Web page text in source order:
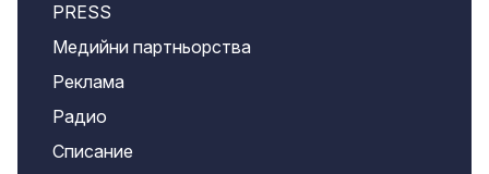
PRESS
Медийни партньорства
Реклама
Радио
Списание